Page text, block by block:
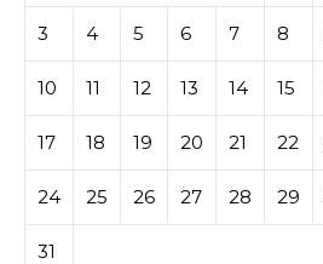
3 4 5 6 7 8
10 11 12 13 14 15
17 18 19 20 21 22
24 25 26 27 28 29
31